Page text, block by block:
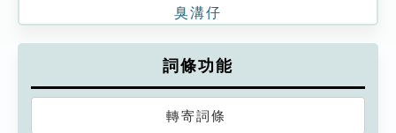
臭溝仔
詞條功能
轉寄詞條